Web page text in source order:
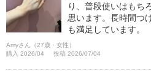
り、普段使いはもち
思います。長時間つ
も満足しています。
Amyさん（27歳・女性）
購入 2026/04
投稿 2026/07/04